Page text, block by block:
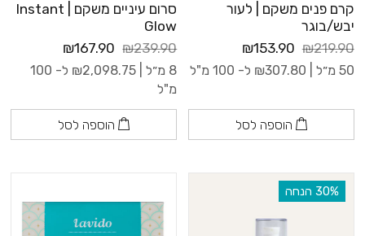
קרם פנים משקם | לעור
יבש/בוגר
₪219.90
₪153.90
50 מ״ל | ₪307.80 ל- 100 מ"ל
הוספה לסל
סרום עיניים משקם | Instant
Glow
₪239.90
₪167.90
8 מ״ל | ₪2,098.75
ל- 100
מ"ל
הוספה לסל
‫30% הנחה